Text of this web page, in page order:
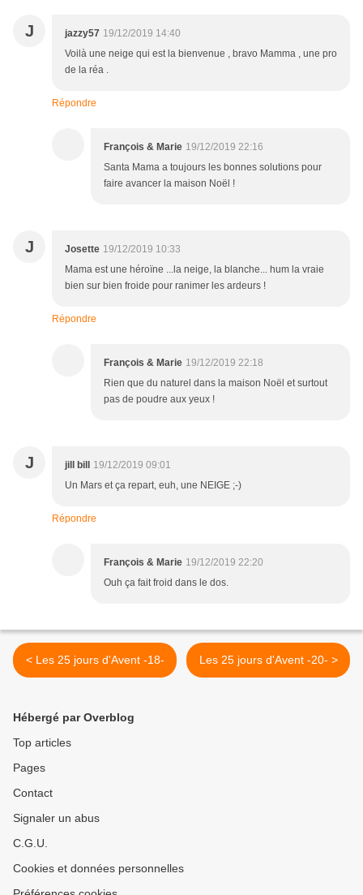
J jazzy57 19/12/2019 14:40
Voilà une neige qui est la bienvenue , bravo Mamma , une pro
de la réa .
Répondre
François & Marie 19/12/2019 22:16
Santa Mama a toujours les bonnes solutions pour
faire avancer la maison Noël !
J Josette 19/12/2019 10:33
Mama est une héroïne ...la neige, la blanche... hum la vraie
bien sur bien froide pour ranimer les ardeurs !
Répondre
François & Marie 19/12/2019 22:18
Rien que du naturel dans la maison Noël et surtout
pas de poudre aux yeux !
J jill bill
19/12/2019 09:01
Un Mars et ça repart, euh, une NEIGE ;-)
Répondre
François & Marie 19/12/2019 22:20
Ouh ça fait froid dans le dos.
< Les 25 jours d'Avent -18- Les 25 jours d'Avent -20- >
Hébergé par Overblog
Top articles
Pages
Contact
Signaler un abus
C.G.U.
Cookies et données personnelles